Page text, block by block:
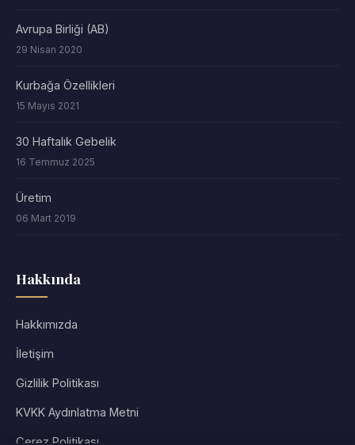
Avrupa Birliği (AB)
29 Nisan 2020
Kurbağa Özellikleri
15 Mayıs 2021
30 Haftalık Gebelik
16 Temmuz 2025
Üretim
06 Mart 2019
Hakkında
Hakkımızda
İletişim
Gizlilik Politikası
KVKK Aydınlatma Metni
Çerez Politikası